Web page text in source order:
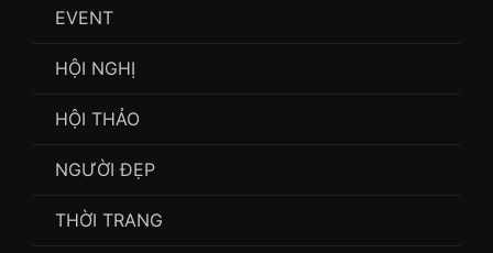
EVENT
HỘI NGHỊ
HỘI THẢO
NGƯỜI ĐẸP
THỜI TRANG